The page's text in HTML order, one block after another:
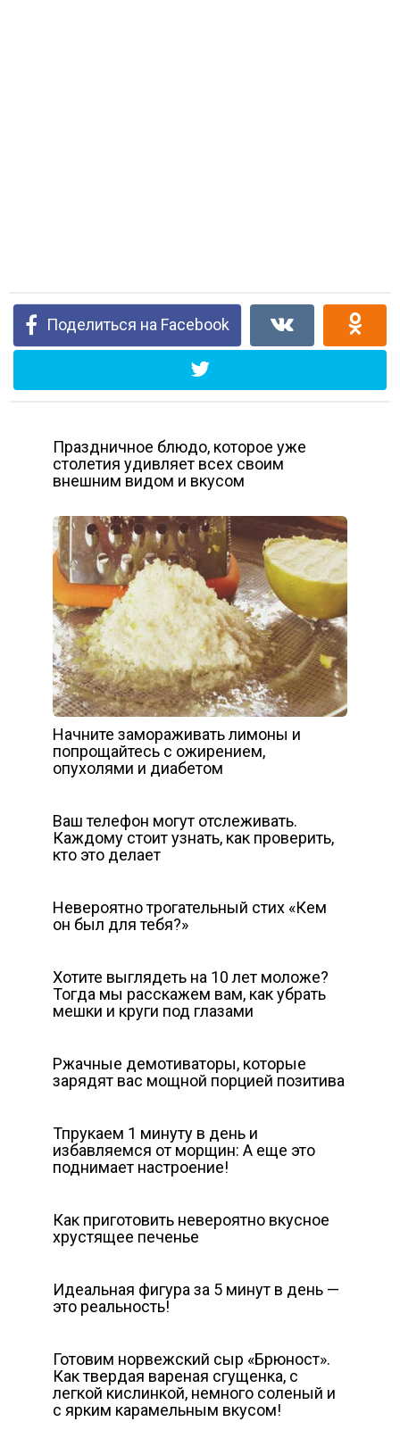
Поделиться на Facebook
Праздничное блюдо, которое уже
столетия удивляет всех своим
внешним видом и вкусом
Начните замораживать лимоны и
попрощайтесь с ожирением,
опухолями и диабетом
Ваш телефон могут отслеживать.
Каждому стоит узнать, как проверить,
кто это делает
Невероятно трогательный стих «Кем
он был для тебя?»
Хотите выглядеть на 10 лет моложе?
Тогда мы расскажем вам, как убрать
мешки и круги под глазами
Ржачные демотиваторы, которые
зарядят вас мощной порцией позитива
Тпрукаем 1 минуту в день и
избавляемся от морщин: А еще это
поднимает настроение!
Как приготовить невероятно вкусное
хрустящее печенье
Идеальная фигура за 5 минут в день —
это реальность!
Готовим норвежский сыр «Брюност».
Как твердая вареная сгущенка, с
легкой кислинкой, немного соленый и
с ярким карамельным вкусом!